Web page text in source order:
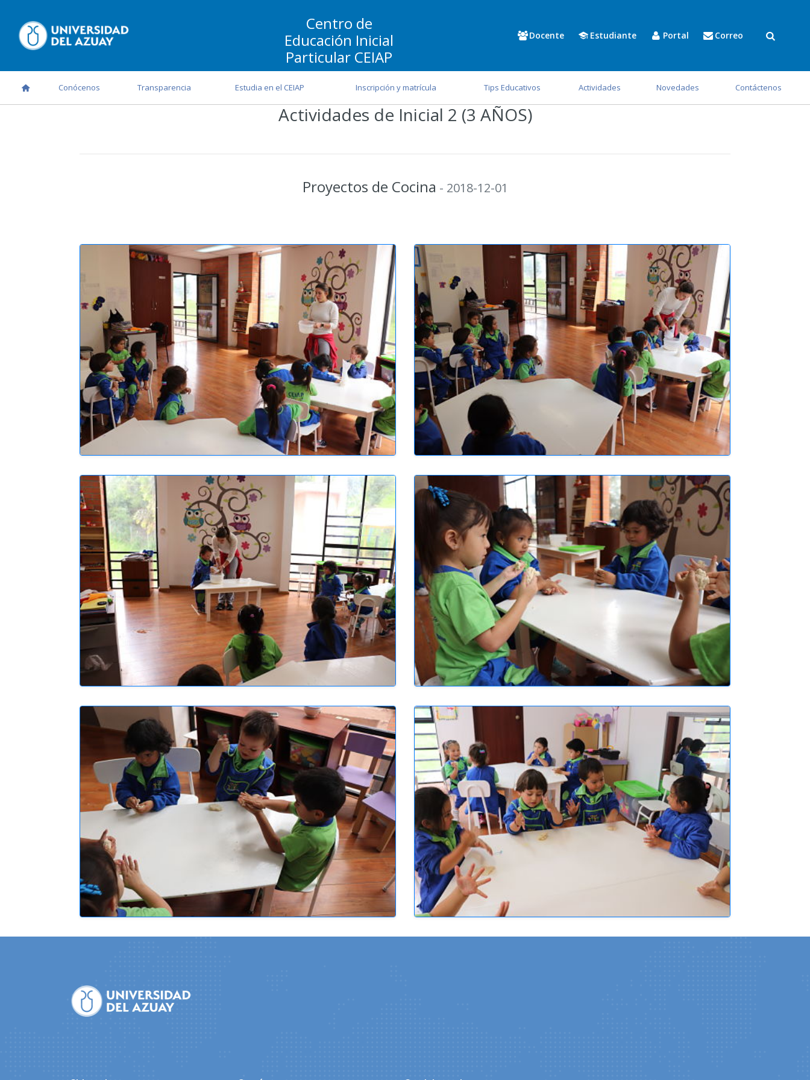
Centro de
Educación Inicial
Particular CEIAP
Docente Estudiante Portal Correo
Conócenos Transparencia Estudia en el CEIAP Inscripción y matrícula Tips Educativos Actividades Novedades Contáctenos
Actividades de Inicial 2 (3 AÑOS)
Proyectos de Cocina - 2018-12-01